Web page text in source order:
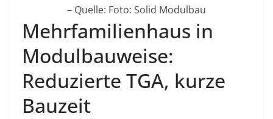
– Quelle: Foto: Solid Modulbau
Mehrfamilienhaus in
Modulbauweise:
Reduzierte TGA, kurze
Bauzeit